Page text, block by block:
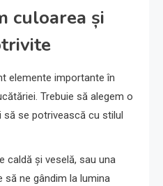
culoarea și
elemente importante în
Trebuie să alegem o
se potrivească cu stilul
caldă și veselă, sau una
să ne gândim la lumina